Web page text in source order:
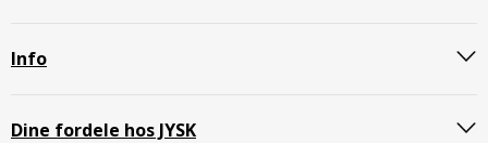
Info
Dine fordele hos JYSK